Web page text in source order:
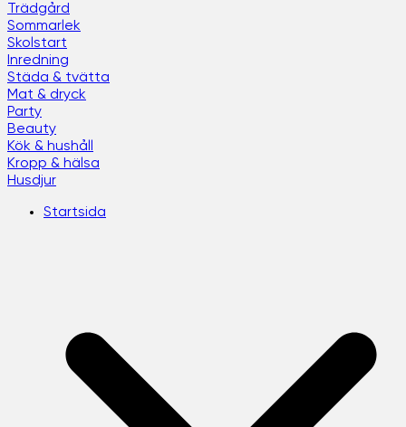
Trädgård
Sommarlek
Skolstart
Inredning
Städa & tvätta
Mat & dryck
Party
Beauty
Kök & hushåll
Kropp & hälsa
Husdjur
Startsida